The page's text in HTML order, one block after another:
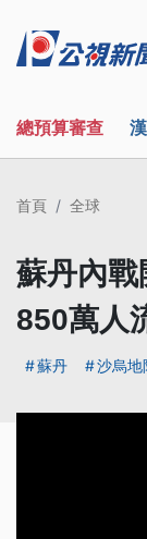
總預算審查
首頁 全球
蘇丹內
850萬人
蘇丹 沙烏地